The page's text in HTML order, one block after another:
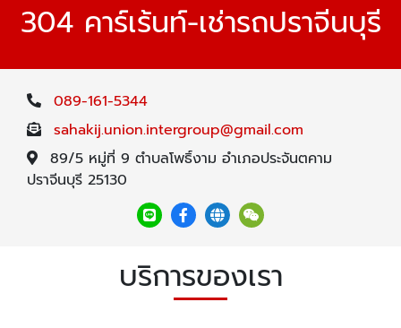
304 คาร์เร้นท์-เช่ารถปราจีนบุรี
089-161-5344
sahakij.union.intergroup@gmail.com
89/5 หมู่ที่ 9 ตำบลโพธิ์งาม อำเภอประจันตคาม
ปราจีนบุรี 25130
บริการของเรา